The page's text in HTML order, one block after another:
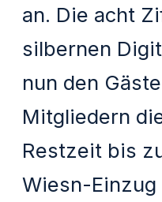
an. Die acht
silbernen
nun den
Mitgliedern
Restzeit bis
Wiesn-Einzug